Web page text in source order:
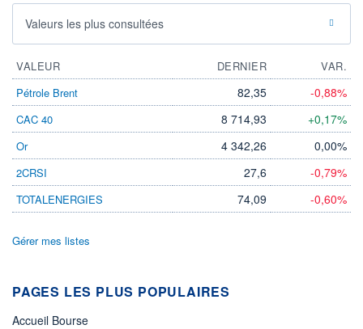
21,4700
93 935 07.08.26 / 17:35:17
LIMITE À LA
BAISSE
20,7700
LIMITE À LA
HAUSSE
21,8300
PEA
BOURSOVIE LUX
ACTIF NET (EUR)
2 721M / 31.07.26
RISQUE DU FONDS (SRI)
5/7
Valeurs les plus consultées
VALEUR DERNIER
VAR.
Pétrole Brent
82,35 -0,88%
CAC 40 8 714,93 +0,17%
Or 4 342,26 0,00%
2CRSI 27,6 -0,79%
TOTALENERGIES 74,09 -0,60%
Gérer mes listes
PAGES LES PLUS POPULAIRES
Accueil Bourse